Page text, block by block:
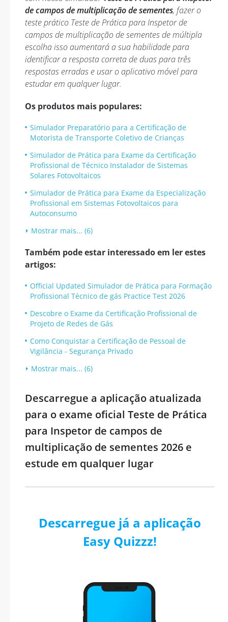
de campos de multiplicação de sementes, fazer o
teste prático Teste de Prática para Inspetor de
campos de multiplicação de sementes de múltipla
escolha isso aumentará a sua habilidade para
identificar a resposta correta de duas para três
respostas erradas e usar o aplicativo móvel para
estudar em qualquer lugar.
Os produtos mais populares:
Simulador Preparatório para a Certificação de
Motorista de Transporte Coletivo de Crianças
Simulador de Prática para Exame da Certificação
Profissional de Técnico Instalador de Sistemas
Solares Fotovoltaicos
Simulador de Prática para Exame da Especialização
Profissional em Sistemas Fotovoltaicos para
Autoconsumo
Mostrar mais... (6)
Também pode estar interessado em ler estes
artigos:
Official Updated Simulador de Prática para Formação
Profissional Técnico de gás Practice Test 2026
Descobre o Exame da Certificação Profissional de
Projeto de Redes de Gás
Como Conquistar a Certificação de Pessoal de
Vigilância - Segurança Privado
Mostrar mais... (6)
Descarregue a aplicação atualizada
para o exame oficial Teste de Prática
para Inspetor de campos de
multiplicação de sementes 2026 e
estude em qualquer lugar
Descarregue já a aplicação
Easy Quizzz!